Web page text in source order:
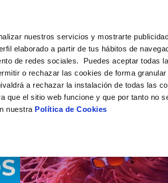
nuestros servicios y mostrarte
elaborado a partir de tus hábitos de
de redes sociales. Puedes aceptar todas
o rechazar las cookies de forma
a rechazar la instalación de todas las
que el sitio web funcione y que por tanto no
nuestra Política de Cookies